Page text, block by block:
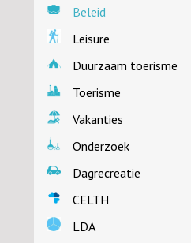
Beleid
Leisure
Duurzaam toerisme
Toerisme
Vakanties
Onderzoek
Dagrecreatie
CELTH
LDA